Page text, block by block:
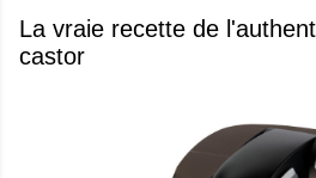
La vraie recette de
castor